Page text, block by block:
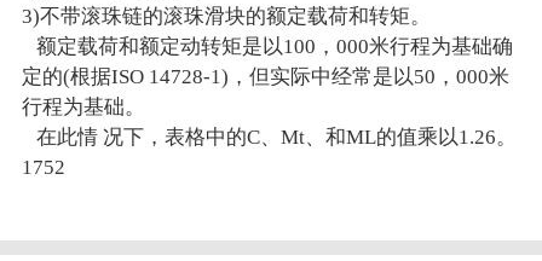
3)不带滚珠链的滚珠滑块的额定载荷和转矩。
额定载荷和额定动转矩是以100，000米行程为基础确
定的(根据ISO 14728-1)，但实际中经常是以50，000米
行程为基础。
在此情 况下，表格中的C、Mt、和ML的值乘以1.26。
1752